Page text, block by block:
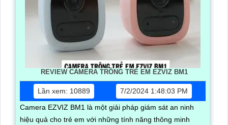
REVIEW CAMERA TRÔNG TRẺ EM EZVIZ BM1
Lần xem: 10889
7/2/2024 1:48:03 PM
Camera EZVIZ BM1 là một giải pháp giám sát an ninh
hiệu quả cho trẻ em với những tính năng thông minh